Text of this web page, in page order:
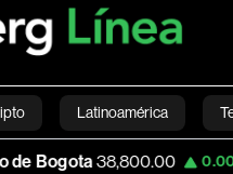
Latinoamérica
vida Mundo Videos
0.00% Apple